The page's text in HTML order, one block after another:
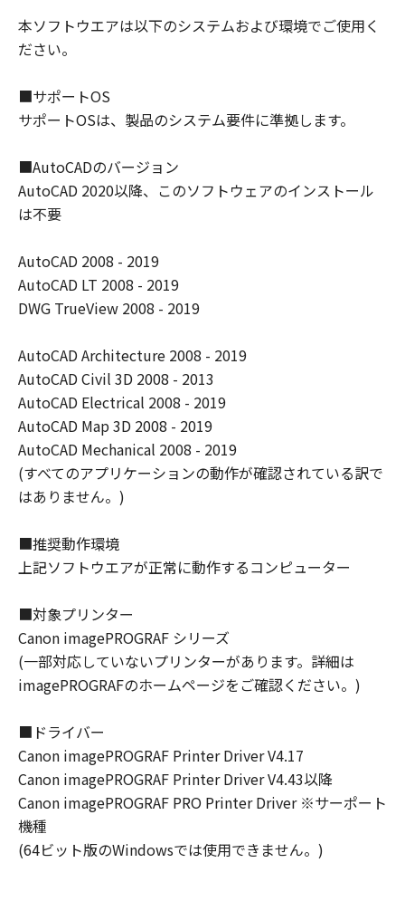
ンブル等することはできません。また第三
(4) 本契約に明示的に定める場合を除き、
キヤノンは「本ソフトウエア」に関する知
るものではありません。
所有権
権限及び所有権は、その内容によりキヤノ
ンまたはキヤノンのライセンサーに帰属し
ます。
「許諾ソフトウエア」が、CD-ROM等の記
憶媒体に格納されて提供されている場合、
キヤノンは、お客様が「許諾ソフトウエ
ア」を購入した日から90日の間、「許諾ソ
フトウエア」が格納されている記憶媒体
（以下「メディア」と言います）に物理的
な欠陥がないことを保証します。当該保証
見された場合には、キヤノンは、「メディ
ア」を交換いたします。
(1) 「本ソフトウエア」は、『現状のまま』の
状態で使用許諾されます。キヤノン、キヤノン
の関連会社、それらの販売代理店及び販売店
は、「本ソフトウエア」に関して、商品性及び
特定の目的への適合性の保証を含め、いかなる
保証も、明示たると黙示たるとを問わず一切し
ないものとします。
(2) キヤノン、キヤノンの関連会社、それらの販
売代理店及び販売店は、「許諾ソフトウエア」
の使用または使用不能から生ずるいかなる損害
損害を含むがこれらに限定されない）につい
本ソフトウエアは以下のシステムおよび環境でご使用く
ださい。
■サポートOS
サポートOSは、製品のシステム要件に準拠します。
■AutoCADのバージョン
AutoCAD 2020以降、このソフトウェアのインストール
は不要
AutoCAD 2008 - 2019
AutoCAD LT 2008 - 2019
DWG TrueView 2008 - 2019
AutoCAD Architecture 2008 - 2019
AutoCAD Civil 3D 2008 - 2013
AutoCAD Electrical 2008 - 2019
AutoCAD Map 3D 2008 - 2019
AutoCAD Mechanical 2008 - 2019
(すべてのアプリケーションの動作が確認されている訳で
はありません。)
■推奨動作環境
上記ソフトウエアが正常に動作するコンピューター
■対象プリンター
Canon imagePROGRAF シリーズ
(一部対応していないプリンターがあります。詳細は
imagePROGRAFのホームページをご確認ください。)
■ドライバー
Canon imagePROGRAF Printer Driver V4.17
Canon imagePROGRAF Printer Driver V4.43以降
Canon imagePROGRAF PRO Printer Driver ※サーポート
機種
(64ビット版のWindowsでは使用できません。)